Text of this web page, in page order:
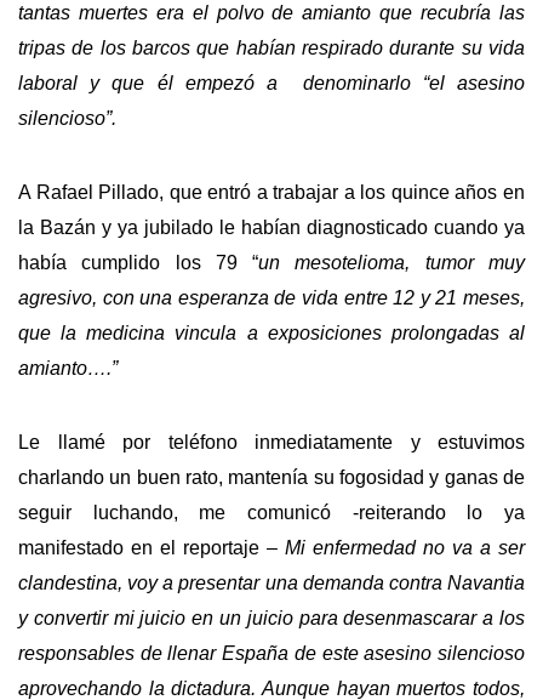
tantas muertes era el polvo de amianto que recubría las
tripas de los barcos que habían respirado durante su vida
laboral y que él empezó a denominarlo “el asesino
silencioso”.
A Rafael Pillado, que entró a trabajar a los quince años en
la Bazán y ya jubilado le habían diagnosticado cuando ya
había cumplido los 79 “un mesotelioma, tumor muy
agresivo, con una esperanza de vida entre 12 y 21 meses,
que la medicina vincula a exposiciones prolongadas al
amianto….”
Le llamé por teléfono inmediatamente y estuvimos
charlando un buen rato, mantenía su fogosidad y ganas de
seguir luchando, me comunicó -reiterando lo ya
manifestado en el reportaje – Mi enfermedad no va a ser
clandestina, voy a presentar una demanda contra Navantia
y convertir mi juicio en un juicio para desenmascarar a los
responsables de llenar España de este asesino silencioso
aprovechando la dictadura. Aunque hayan muertos todos,